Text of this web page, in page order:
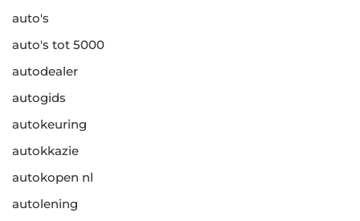
auto's
auto's tot 5000
autodealer
autogids
autokeuring
autokkazie
autokopen nl
autolening